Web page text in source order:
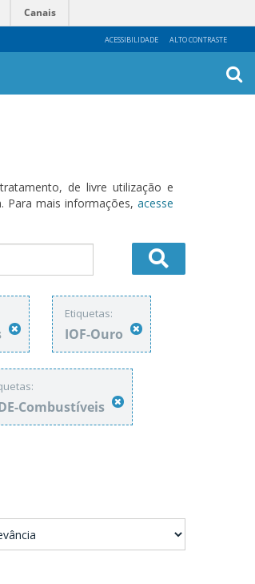
ACESSIBILIDADE ALTO CONTRASTE
Canais
de livre utilização e
Para mais informações, acesse
Etiquetas:
IOF-Ouro
Combustíveis